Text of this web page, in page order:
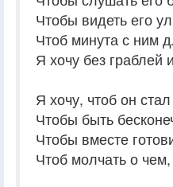
Чтобы видеть его
Чтоб минута с ним
Я хочу без граблей
Я хочу, чтоб он
Чтобы быть
Чтобы вместе
Чтоб молчать о